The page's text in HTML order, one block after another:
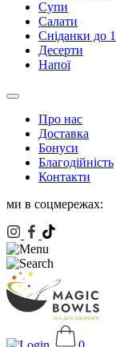
Супи
Салати
Сніданки до
Десерти
Напої
Про нас
Доставка
Бонуси
Благодійність
Контакти
ми в соцмережах: